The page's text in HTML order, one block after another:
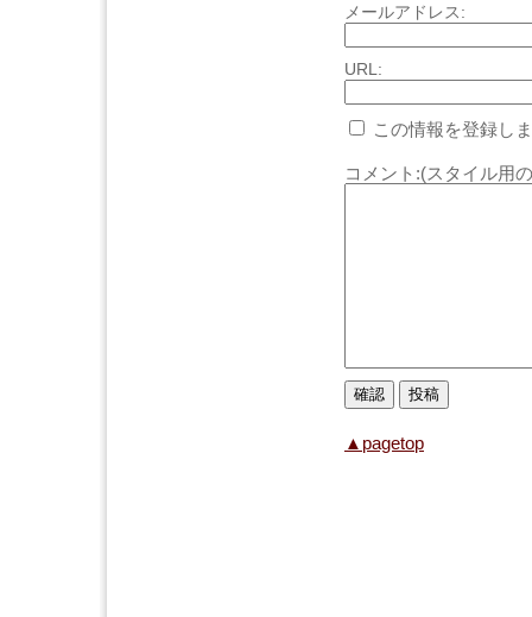
メールアドレス:
URL:
この情報を登録し
コメント:(スタイル用
▲pagetop